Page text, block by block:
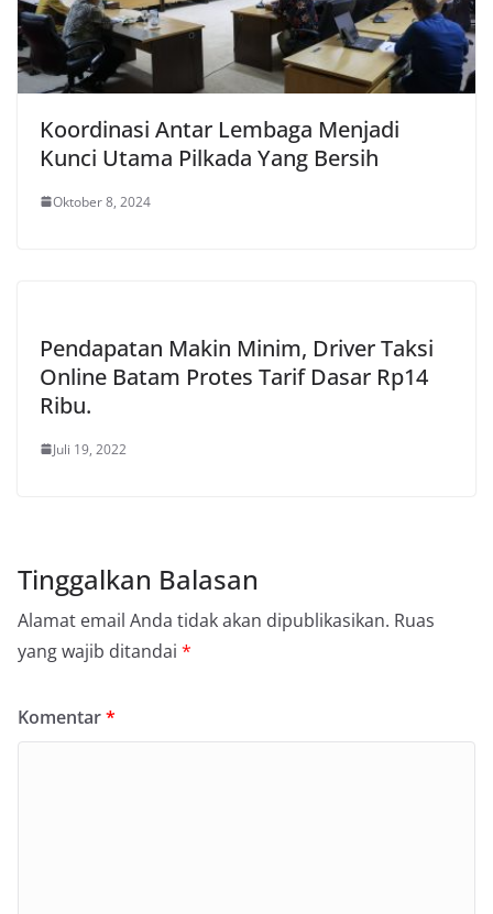
Koordinasi Antar Lembaga Menjadi
Kunci Utama Pilkada Yang Bersih
Oktober 8, 2024
Pendapatan Makin Minim, Driver Taksi
Online Batam Protes Tarif Dasar Rp14
Ribu.
Juli 19, 2022
Tinggalkan Balasan
Alamat email Anda tidak akan dipublikasikan. Ruas
yang wajib ditandai *
Komentar*